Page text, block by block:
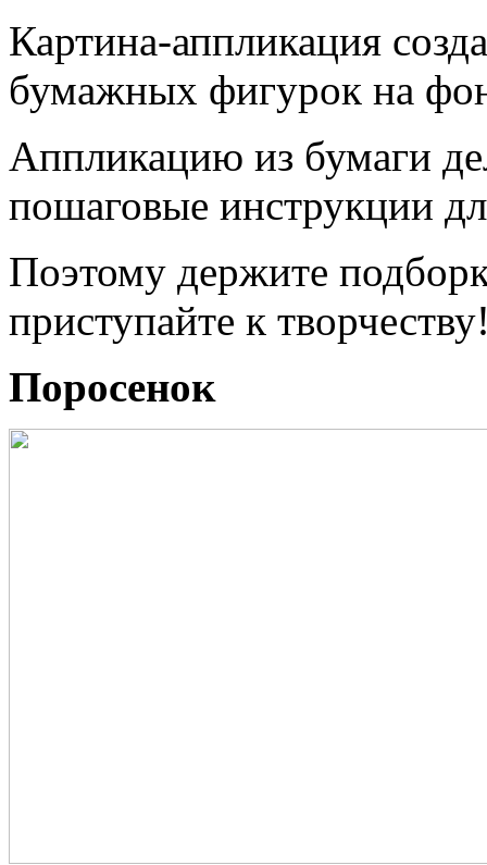
Картина-аппликация
бумажных фигурок на
Аппликацию из бумаги
пошаговые инструкции
Поэтому держите
приступайте к
Поросенок